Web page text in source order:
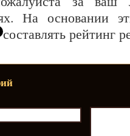
На основании
составлять рейтинг